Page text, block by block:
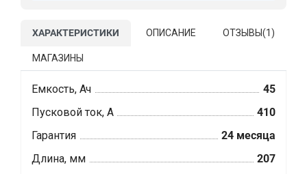
ХАРАКТЕРИСТИКИ ОПИСАНИЕ ОТЗЫВЫ(1)
МАГАЗИНЫ
Емкость, Ач
45
Пусковой ток, А
410
Гарантия
24 месяца
Длина, мм
207